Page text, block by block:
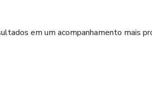
em um acompanhamento mais